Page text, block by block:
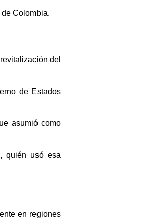
Colombia.
del
de Estados
asumió como
quién usó esa
en regiones